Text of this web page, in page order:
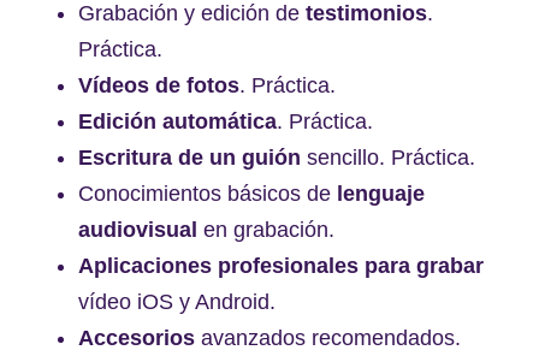
Grabación y edición de testimonios.
Práctica.
Vídeos de fotos. Práctica.
Edición automática. Práctica.
Escritura de un guión sencillo. Práctica.
Conocimientos básicos de lenguaje
audiovisual en grabación.
Aplicaciones profesionales para grabar
vídeo iOS y Android.
Accesorios avanzados recomendados.